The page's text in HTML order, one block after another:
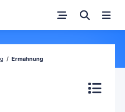
Ermahnung